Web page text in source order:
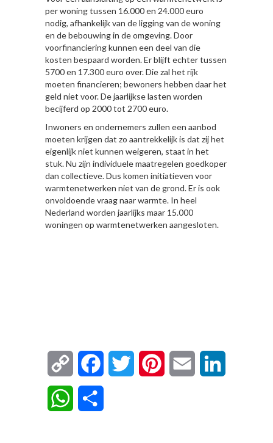
per woning tussen 16.000 en 24.000 euro
nodig, afhankelijk van de ligging van de woning
en de bebouwing in de omgeving. Door
voorfinanciering kunnen een deel van die
kosten bespaard worden. Er blijft echter tussen
5700 en 17.300 euro over. Die zal het rijk
moeten financieren; bewoners hebben daar het
geld niet voor. De jaarlijkse lasten worden
becijferd op 2000 tot 2700 euro.
Inwoners en ondernemers zullen een aanbod
moeten krijgen dat zo aantrekkelijk is dat zij het
eigenlijk niet kunnen weigeren, staat in het
stuk. Nu zijn individuele maatregelen goedkoper
dan collectieve. Dus komen initiatieven voor
warmtenetwerken niet van de grond. Er is ook
onvoldoende vraag naar warmte. In heel
Nederland worden jaarlijks maar 15.000
woningen op warmtenetwerken aangesloten.
Copy
Link
FacebookTwitter Pinterest Email
WhatsApp